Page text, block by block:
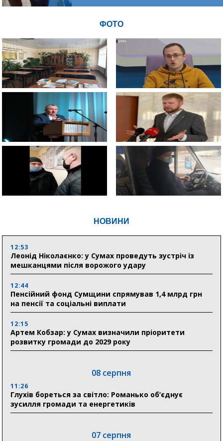
НОВИНИ
12:53
Леонід Ніколаєнко: у Сумах проведуть зустріч із
мешканцями після ворожого удару
12:44
Пенсійний фонд Сумщини спрямував 1,4 млрд грн
на пенсії та соціальні виплати
12:15
Артем Кобзар: у Сумах визначили пріоритети
розвитку громади до 2029 року
08 серпня
11:26
Глухів бореться за світло: Романько об’єднує
зусилля громади та енергетиків
07 серпня
ФОТО